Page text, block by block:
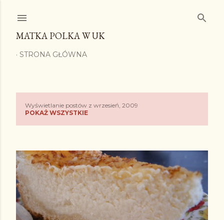
MATKA POLKA W UK
STRONA GŁÓWNA
s
t
y
Wyświetlanie postów z wrzesień, 2009
POKAŻ WSZYSTKIE